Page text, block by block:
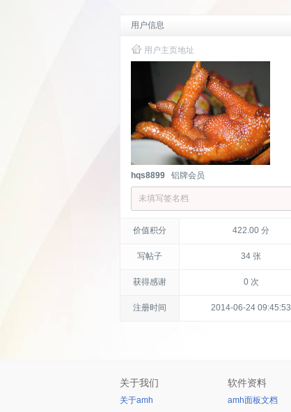
用户信息
用户主页地址
hqs8899 铝牌会员
未填写签名档
价值积分 422.00 分
写帖子 34 张
获得感谢 0 次
注册时间 2014-06-24 09:45:53
关于我们
关于amh
软件资料
amh面板文档